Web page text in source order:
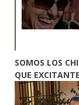
SOMOS LOS
QUE EXCITANTE